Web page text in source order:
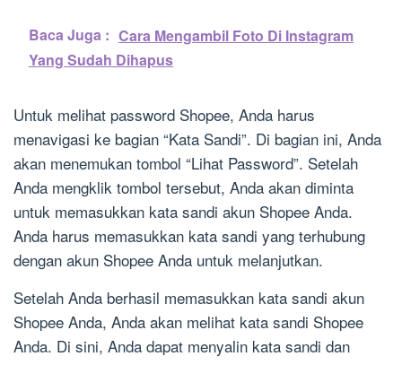
Baca Juga : Cara Mengambil Foto Di Instagram
Yang Sudah Dihapus
Untuk melihat password Shopee, Anda harus
menavigasi ke bagian “Kata Sandi”. Di bagian ini, Anda
akan menemukan tombol “Lihat Password”. Setelah
Anda mengklik tombol tersebut, Anda akan diminta
untuk memasukkan kata sandi akun Shopee Anda.
Anda harus memasukkan kata sandi yang terhubung
dengan akun Shopee Anda untuk melanjutkan.
Setelah Anda berhasil memasukkan kata sandi akun
Shopee Anda, Anda akan melihat kata sandi Shopee
Anda. Di sini, Anda dapat menyalin kata sandi dan